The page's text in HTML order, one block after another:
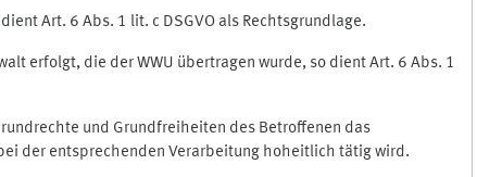
Art. 6 Abs. 1 lit. c DSGVO als Rechtsgrundlage.
erfolgt, die der WWU übertragen wurde, so dient Art. 6 Abs. 1
und Grundfreiheiten des Betroffenen das
der entsprechenden Verarbeitung hoheitlich tätig wird.